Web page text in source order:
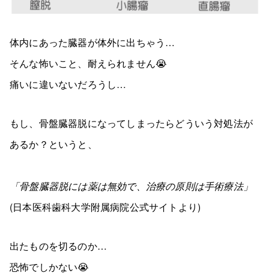
体内にあった臓器が体外に出ちゃう…
そんな怖いこと、耐えられません😭
痛いに違いないだろうし…
もし、骨盤臓器脱になってしまったらどういう対処法が
あるか？というと、
「骨盤臓器脱には薬は無効で、治療の原則は手術療法」
(日本医科歯科大学附属病院公式サイトより)
出たものを切るのか…
恐怖でしかない😭